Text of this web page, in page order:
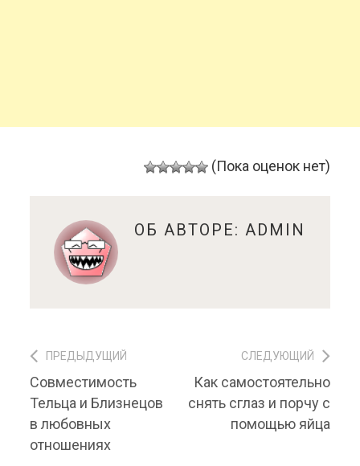
(Пока оценок нет)
ОБ АВТОРЕ:ADMIN
Навигация по записям
ПРЕДЫДУЩИЙ
Предыдущий
материал:
Совместимость
Тельца и Близнецов
в любовных
отношениях
СЛЕДУЮЩИЙ
Следующий
материал:
Как самостоятельно
снять сглаз и порчу с
помощью яйца